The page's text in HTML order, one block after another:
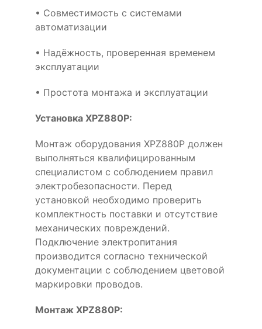
• Совместимость с системами
автоматизации
• Надёжность, проверенная временем
эксплуатации
• Простота монтажа и эксплуатации
Установка XPZ880P:
Монтаж оборудования XPZ880P должен
выполняться квалифицированным
специалистом с соблюдением правил
электробезопасности. Перед
установкой необходимо проверить
комплектность поставки и отсутствие
механических повреждений.
Подключение электропитания
производится согласно технической
документации с соблюдением цветовой
маркировки проводов.
Монтаж XPZ880P: